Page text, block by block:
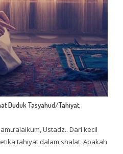
Duduk Tasyahud/Tahiyat,
Ustadz.. Dari kecil
tahiyat dalam shalat. Apakah